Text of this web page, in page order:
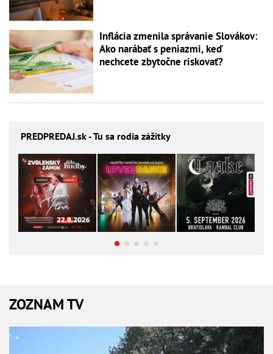
Inflácia zmenila správanie Slovákov:
Ako narábať s peniazmi, keď
nechcete zbytočne riskovať?
PREDPREDAJ.sk - Tu sa rodia zážitky
ZOZNAM TV